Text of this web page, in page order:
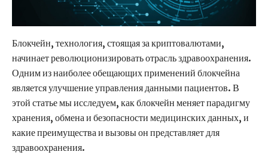
Блокчейн, технология, стоящая за криптовалютами,
начинает революционизировать отрасль здравоохранения.
Одним из наиболее обещающих применений блокчейна
является улучшение управления данными пациентов. В
этой статье мы исследуем, как блокчейн меняет парадигму
хранения, обмена и безопасности медицинских данных, и
какие преимущества и вызовы он представляет для
здравоохранения.